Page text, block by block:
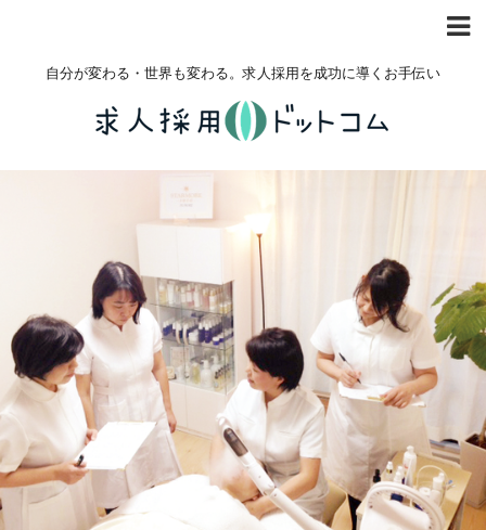
自分が変わる・世界も変わる。求人採用を成功に導くお手伝い